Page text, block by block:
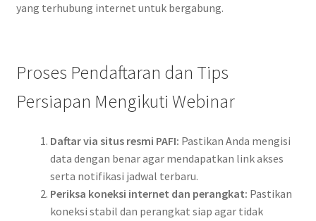
yang terhubung internet untuk bergabung.
Proses Pendaftaran dan Tips
Persiapan Mengikuti Webinar
Daftar via situs resmi PAFI: Pastikan Anda mengisi
data dengan benar agar mendapatkan link akses
serta notifikasi jadwal terbaru.
Periksa koneksi internet dan perangkat: Pastikan
koneksi stabil dan perangkat siap agar tidak